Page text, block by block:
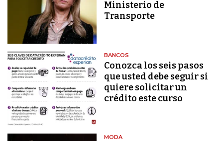
Ministerio de
Transporte
BANCOS
Conozca los seis pasos
que usted debe seguir si
quiere solicitar un
crédito este curso
MODA